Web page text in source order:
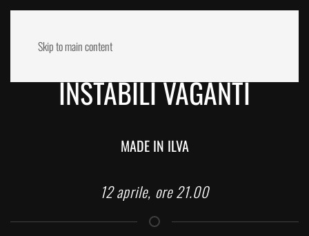
Skip to main content
INSTABILI VAGANTI
MADE IN ILVA
12 aprile, ore 21.00